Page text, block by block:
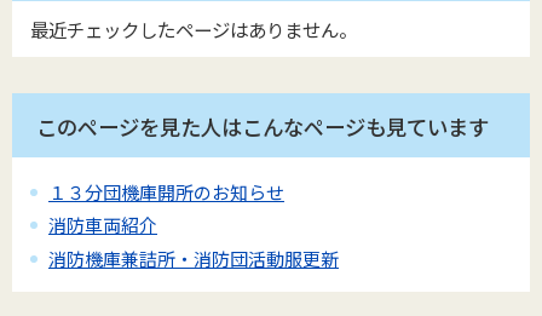
最近チェックしたページはありません。
このページを見た人はこんなページも見ています
１３分団機庫開所のお知らせ
消防車両紹介
消防機庫兼詰所・消防団活動服更新